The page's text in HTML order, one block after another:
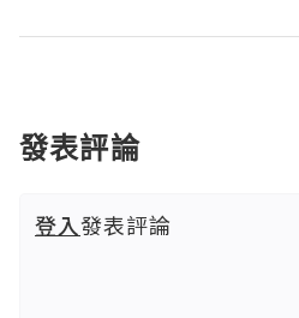
發表評論
登入發表評論